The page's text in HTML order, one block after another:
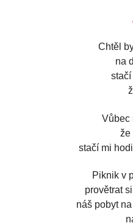
Chtěl
na
stačí
Vůbec
že
stačí mi
Piknik v
provětrat
náš pobyt